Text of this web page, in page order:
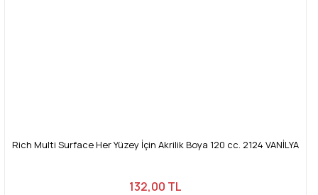
Rich Multi Surface Her Yüzey İçin Akrilik Boya 120 cc. 2124 VANİLYA
132,00 TL